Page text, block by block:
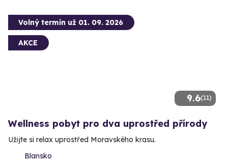
9.6(11)
Volný termín už 01. 09. 2026
AKCE
Wellness pobyt pro dva uprostřed přírody
Užijte si relax uprostřed Moravského krasu.
Blansko